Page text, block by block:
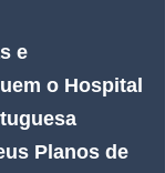
e
o Hospital
Planos de